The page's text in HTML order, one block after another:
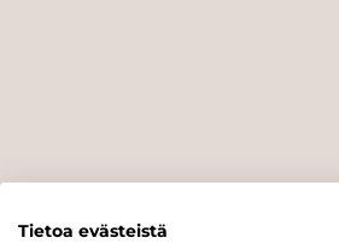
Tietoa evästeistä